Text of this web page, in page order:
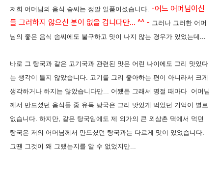
저희 어머님의 음식 솜씨는 정말 일품이셨습니다. -어느 어머님이신
들 그러하지 않으신 분이 없을 겁니다만... ^^ - 그러나 그러한 어머
님의 좋은 음식 솜씨에도 불구하고 맛이 나지 않는 경우가 있었는데...
바로 그 탕국과 같은 고기국과 관련된 맛은 어린 나이에도 그리 맛있다
는 생각이 들지 않았습니다. 고기를 그리 좋아하는 편이 아니라서 크게
생각하거나 하지는 않았습니다만... 어쨌든 그래서 명절 때마다 어머님
께서 만드셨던 음식들 중 유독 탕국은 그리 맛있게 먹었던 기억이 별로
없습니다. 하지만, 같은 탕국임에도 제 외가의 큰 외삼촌 댁에서 먹던
탕국은 저의 어머님께서 만드셨던 탕국과는 다르게 맛이 있었습니다.
그땐 그것이 왜 그랬는지를 알 수 없었지만...